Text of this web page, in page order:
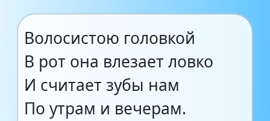
Волосистою головкой
В рот она влезает ловко
И считает зубы нам
По утрам и вечерам.